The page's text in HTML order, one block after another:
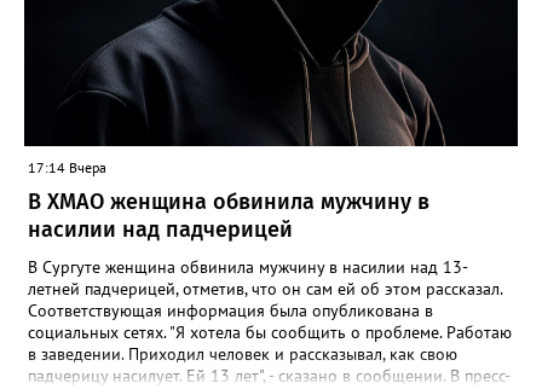
благоустройству" Нижневартовска корреспонденту
Gorod3466.ru сообщили, что звуковые оповещатели на
светофорных объектах оборудованы в соответствии с ГОСТ,
при согласовании с обществом слепых. "Их наличие строго
контролируется прокуратурой. В ночное время они не
работают. Корректировка громкости проводится по мере
возможности", - подчеркнули в учреждении.
17:14 Вчера
В ХМАО женщина обвинила мужчину в
насилии над падчерицей
В Сургуте женщина обвинила мужчину в насилии над 13-
летней падчерицей, отметив, что он сам ей об этом рассказал.
Соответствующая информация была опубликована в
социальных сетях. "Я хотела бы сообщить о проблеме. Работаю
в заведении. Приходил человек и рассказывал, как свою
падчерицу насилует. Ей 13 лет", - сказано в сообщении. В пресс-